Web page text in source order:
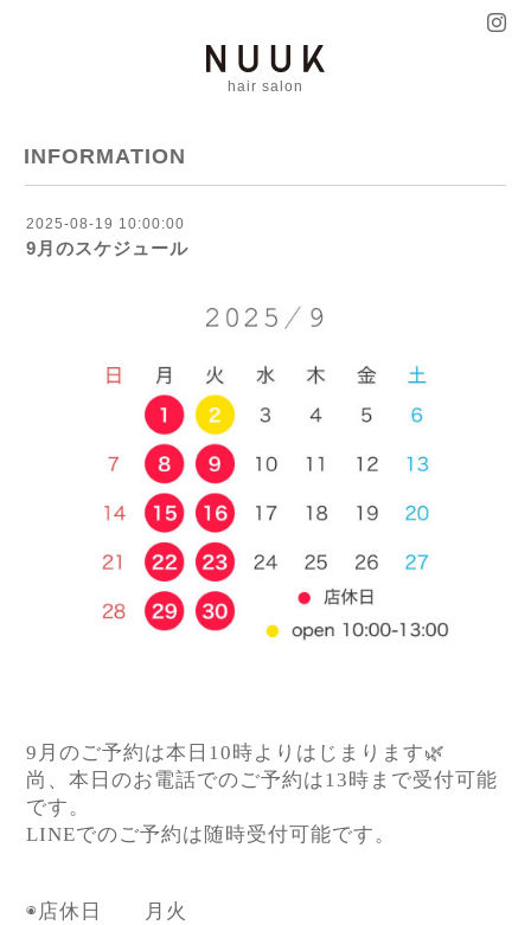
hair salon
INFORMATION
2025-08-19 10:00:00
9月のスケジュール
9月のご予約は本日10時よりはじまります🌿
尚、本日のお電話でのご予約は13時まで受付可能
です。
LINEでのご予約は随時受付可能です。
◉店休日 月火